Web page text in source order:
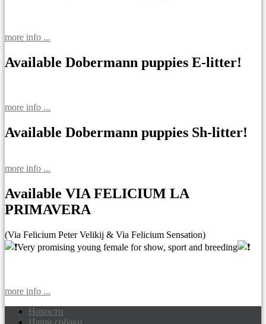
more info ...
Available Dobermann puppies E-litter!
more info ...
Available Dobermann puppies Sh-litter!
more info ...
Available VIA FELICIUM LA
PRIMAVERA
(Via Felicium Peter Velikij & Via Felicium Sensation)
Very promising young female for show, sport and breeding
more info ...
Новости
Наши собаки